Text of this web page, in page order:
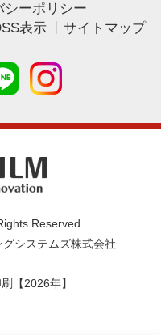
ーポリシー
表示 サイトマップ
line
Reserved.
システムズ株式会社
【2026年】